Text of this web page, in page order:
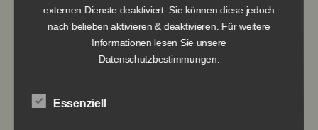
externen Dienste deaktiviert. Sie können diese jedoch
nach belieben aktivieren & deaktivieren. Für weitere
Informationen lesen Sie unsere
Datenschutzbestimmungen.
Essenziell